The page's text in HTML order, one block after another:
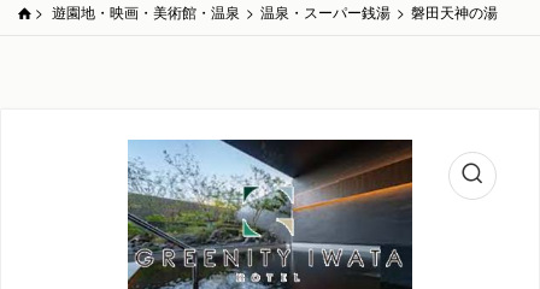
> 遊園地・映画・美術館・温泉 > 温泉・スーパー銭湯 > 磐田天神の湯